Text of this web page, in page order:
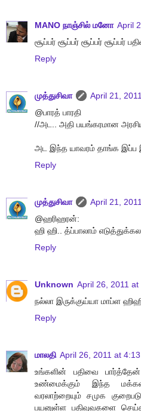
MANO நாஞ்சில் மனோ April
சூப்பர் சூப்பர் சூப்பர் சூப்பர்
Reply
முத்துசிவா
April 21,
@பாரத் பாரதி
//அட.. அதி பயங்கரமான
அட இந்த யாவரம் தாங்க இப்ப
Reply
முத்துசிவா
April 21,
@ஹரிஹரன்:
ஹி ஹி.. த்ப்பாலாம்
Reply
Unknown April 26, 2011 at
நல்லா இருக்குய்யா மாப்ள
Reply
மாலதி April 26, 2011 at 4:13
உங்களின் பதிவை
உண்மைக்கும் இந்த
வரலாற்றையும் சமுக
பயனுள்ள பதிவுவகளை